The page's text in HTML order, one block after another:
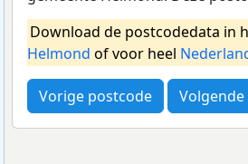
Download de postcodedata in
Helmond of voor heel
Vorige postcode